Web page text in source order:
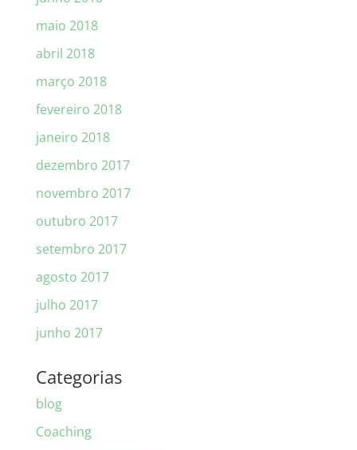
maio 2018
abril 2018
março 2018
fevereiro 2018
janeiro 2018
dezembro 2017
novembro 2017
outubro 2017
setembro 2017
agosto 2017
julho 2017
junho 2017
Categorias
blog
Coaching